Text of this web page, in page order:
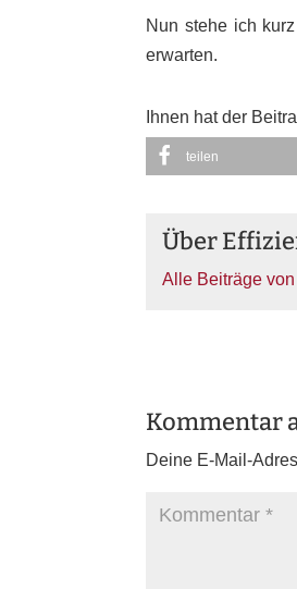
Nun stehe ich
erwarten.
Ihnen hat der
teilen
Über
Alle Beiträge
Kommentar
Deine E-Mail-